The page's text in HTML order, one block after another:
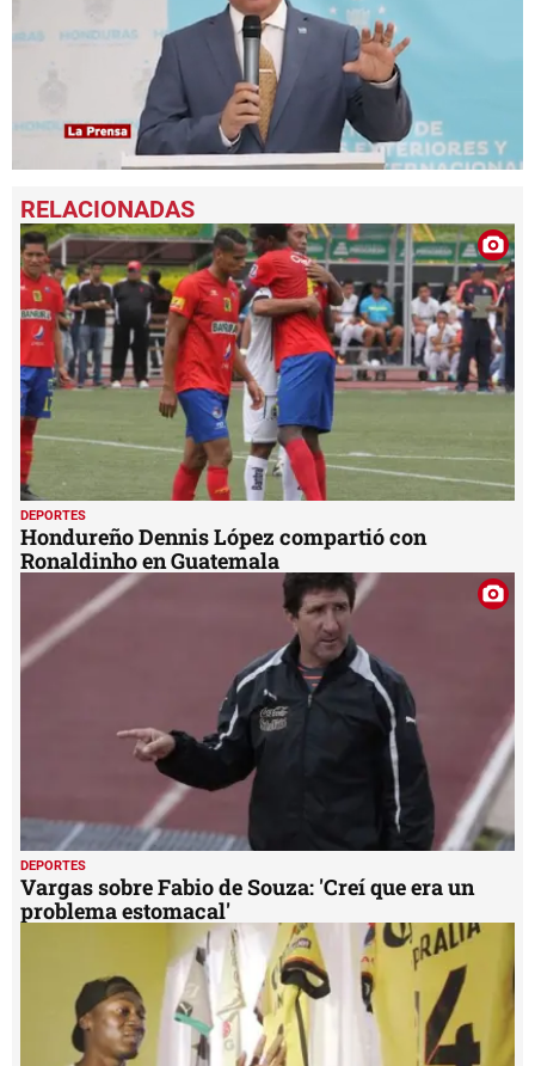
seconds
of
1
minute,
13
seconds
DEPORTES
Hondureño Dennis López compartió con
Ronaldinho en Guatemala
DEPORTES
Vargas sobre Fabio de Souza: 'Creí que era un
problema estomacal'